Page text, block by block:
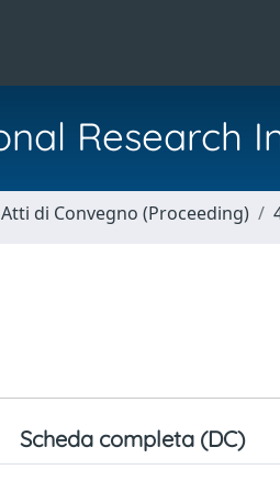
Research
di Convegno (Proceeding)
Scheda completa (DC)